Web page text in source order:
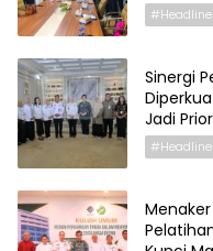
#Headline
Sinergi
Jadi
#Headline